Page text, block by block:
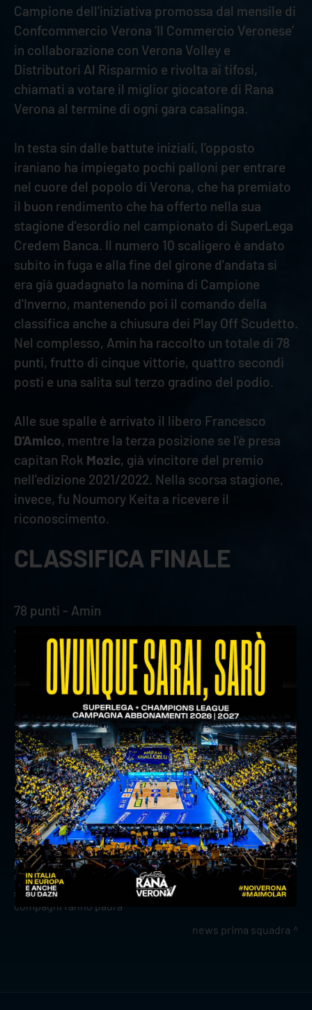
Campione dell'iniziativa promossa dal mensile di
Confcommercio Verona ‘Il Commercio Veronese’
in collaborazione con Verona Volley e
Distributori Al Risparmio e rivolta ai tifosi,
chiamati a votare il miglior giocatore di Rana
Verona al termine di ogni gara casalinga.
In testa sin dalle battute iniziali, l'opposto
iraniano ha impiegato pochi palloni per entrare
nel cuore del popolo di Verona, che ha premiato
il buon rendimento che ha offerto nella sua
stagione d'esordio nel campionato di SuperLega
Credem Banca. Il numero 10 scaligero è andato
subito in fuga e alla fine del girone d'andata si
era già guadagnato la nomina di Campione
d'Inverno, mantenendo poi il comando della
classifica anche a chiusura dei Play Off Scudetto.
Nel complesso, Amin ha raccolto un totale di 78
punti, frutto di cinque vittorie, quattro secondi
posti e una salita sul terzo gradino del podio.
Alle sue spalle è arrivato il libero Francesco
D'Amico, mentre la terza posizione se l'è presa
capitan Rok Mozic, già vincitore del premio
nell'edizione 2021/2022. Nella scorsa stagione,
invece, fu Noumory Keita a ricevere il
riconoscimento.
CLASSIFICA FINALE
78 punti - Amin
46 punti - D'Amico
42 punti - Mozic
20 punti - Jovovic
14 punti - Sani
12 punti - Keita
10 punti - Cortesia
6 punti - Dzavoronok
4 punti - Spirito
4 punti - Bonisoli
4 punti - Mosca
precedente:match analysis: gara 3 dei quarti play off in
numeri
successivo:
onore rana verona: passa perugia, ma mozic e
compagni fanno paura
news prima squadra